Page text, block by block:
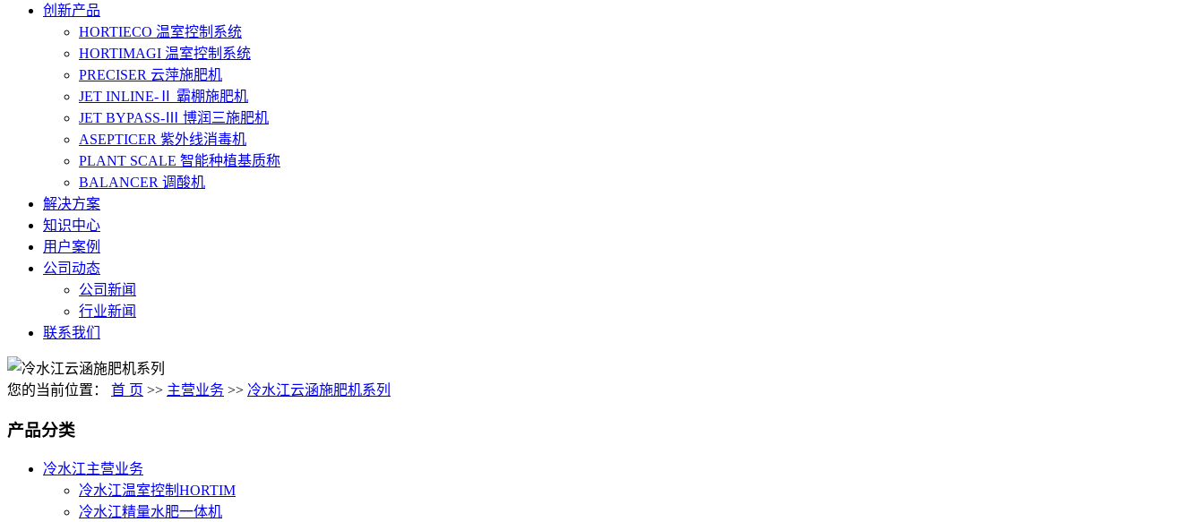
创新产品
HORTIECO 温室控制系统
HORTIMAGI 温室控制系统
PRECISER 云萍施肥机
JET INLINE-Ⅱ 霸棚施肥机
JET BYPASS-Ⅲ 博润三施肥机
ASEPTICER 紫外线消毒机
PLANT SCALE 智能种植基质称
BALANCER 调酸机
解决方案
知识中心
用户案例
公司动态
公司新闻
行业新闻
联系我们
您的当前位置： 首 页 >> 主营业务 >> 冷水江云涵施肥机系列
产品分类
冷水江主营业务
冷水江温室控制HORTIM
冷水江精量水肥一体机